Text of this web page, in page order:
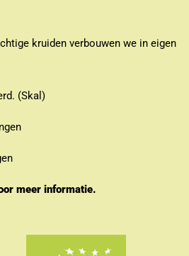
kruiden verbouwen we in eigen
(Skal)
meer informatie.